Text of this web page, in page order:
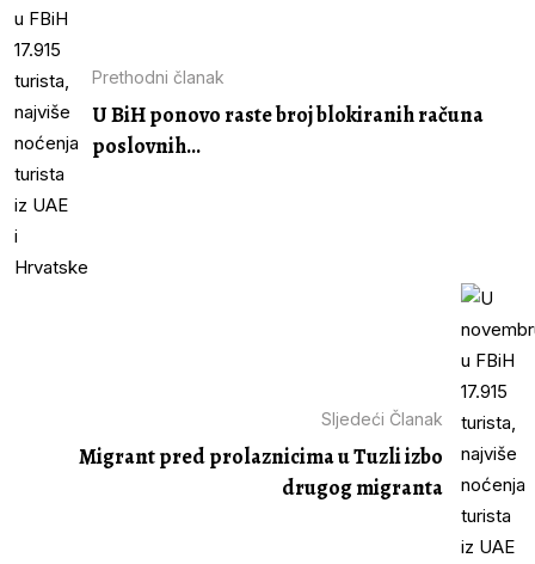
Prethodni članak
U BiH ponovo raste broj blokiranih računa
poslovnih...
Sljedeći Članak
Migrant pred prolaznicima u Tuzli izbo
drugog migranta